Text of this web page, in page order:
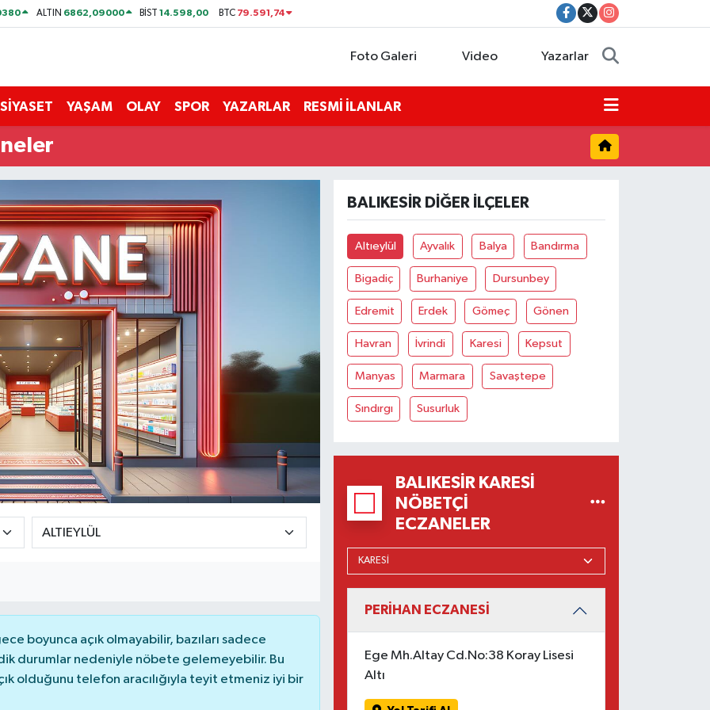
ALTIN 6862,09000 BİST14.598,00 BTC 79.591,74
Foto Galeri Video Yazarlar
SİYASET YAŞAM OLAY SPOR YAZARLAR RESMİ İLANLAR
boyunca açık olmayabilir, bazıları sadece
durumlar nedeniyle nöbete gelemeyebilir. Bu
olduğunu telefon aracılığıyla teyit etmeniz iyi bir
BALIKESIR DIĞER İLÇELER
Altıeylül Ayvalık Balya Bandırma
Bigadiç Burhaniye Dursunbey
Edremit Erdek Gömeç Gönen
Havran İvrindi Karesi Kepsut
Manyas Marmara Savaştepe
Sındırgı Susurluk
BALIKESIR KARESI
NÖBETÇI
ECZANELER
PERİHAN ECZANESİ
Ege Mh.Altay Cd.No:38 Koray Lisesi
Altı